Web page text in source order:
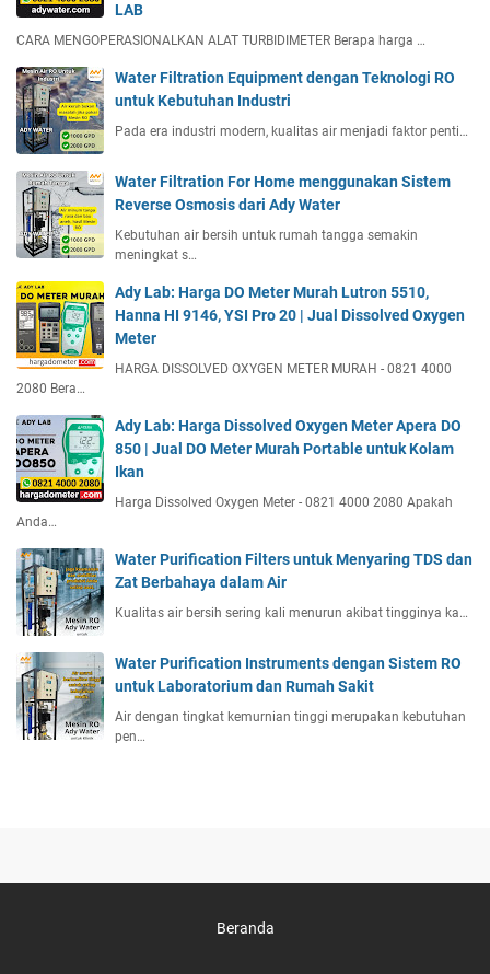
LAB
CARA MENGOPERASIONALKAN ALAT TURBIDIMETER Berapa harga …
Water Filtration Equipment dengan Teknologi RO
untuk Kebutuhan Industri
Pada era industri modern, kualitas air menjadi faktor penti…
Water Filtration For Home menggunakan Sistem
Reverse Osmosis dari Ady Water
Kebutuhan air bersih untuk rumah tangga semakin
meningkat s…
Ady Lab: Harga DO Meter Murah Lutron 5510,
Hanna HI 9146, YSI Pro 20 | Jual Dissolved Oxygen
Meter
HARGA DISSOLVED OXYGEN METER MURAH - 0821 4000
2080 Bera…
Ady Lab: Harga Dissolved Oxygen Meter Apera DO
850 | Jual DO Meter Murah Portable untuk Kolam
Ikan
Harga Dissolved Oxygen Meter - 0821 4000 2080 Apakah
Anda…
Water Purification Filters untuk Menyaring TDS dan
Zat Berbahaya dalam Air
Kualitas air bersih sering kali menurun akibat tingginya ka…
Water Purification Instruments dengan Sistem RO
untuk Laboratorium dan Rumah Sakit
Air dengan tingkat kemurnian tinggi merupakan kebutuhan
pen…
Beranda